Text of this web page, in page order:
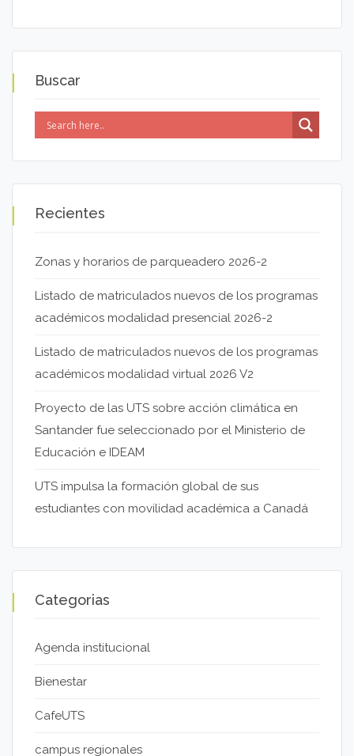
Buscar
Recientes
Zonas y horarios de parqueadero 2026-2
Listado de matriculados nuevos de los programas
académicos modalidad presencial 2026-2
Listado de matriculados nuevos de los programas
académicos modalidad virtual 2026 V2
Proyecto de las UTS sobre acción climática en
Santander fue seleccionado por el Ministerio de
Educación e IDEAM
UTS impulsa la formación global de sus
estudiantes con movilidad académica a Canadá
Categorias
Agenda institucional
Bienestar
CafeUTS
campus regionales